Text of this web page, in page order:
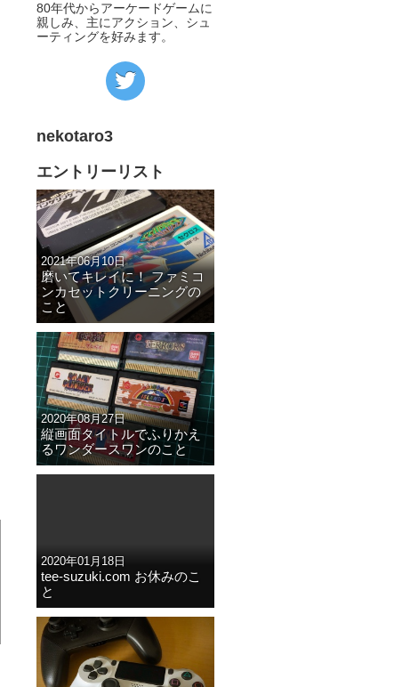
80年代からアーケードゲームに
親しみ、主にアクション、シュ
ーティングを好みます。
https://twitter.com/tee_suzuki
の
の
リ
ン
ク
nekotaro3
エントリーリスト
2021年06月10日
磨いてキレイに！ ファミコ
ンカセットクリーニングの
こと
2020年08月27日
縦画面タイトルでふりかえ
るワンダースワンのこと
2020年01月18日
tee-suzuki.com お休みのこ
と